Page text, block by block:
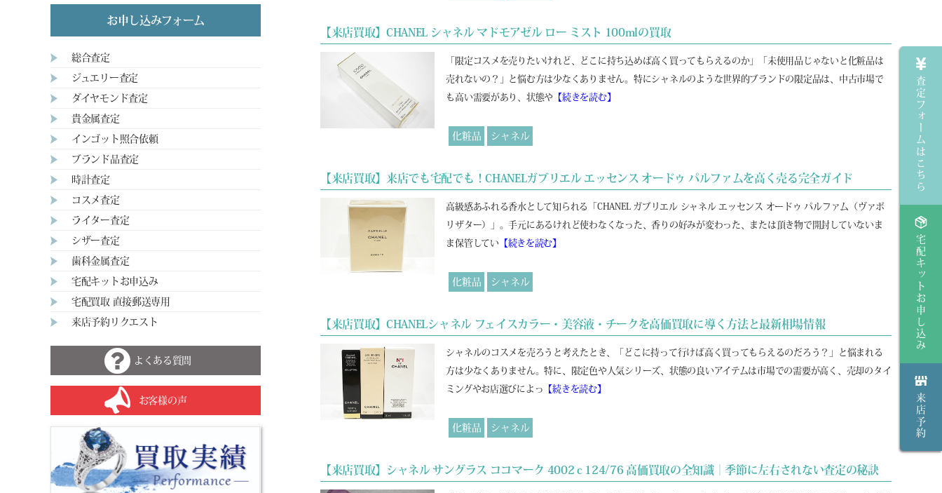
【来店買取】CHANEL シャネル マドモアゼル ロー ミスト 100mlの買取
「限定コスメを売りたいけれど、どこに持ち込めば高く買ってもらえるのか」「未使用品じゃないと化粧品は
売れないの？」と悩む方は少なくありません。特にシャネルのような世界的ブランドの限定品は、中古市場で
も高い需要があり、状態や 【続きを読む】
化粧品 シャネル
【来店買取】来店でも宅配でも！CHANELガブリエル エッセンス オードゥ パルファムを高く売る完全ガイド
高級感あふれる香水として知られる「CHANEL ガブリエル シャネル エッセンス オードゥ パルファム（ヴァポ
リザター）」。手元にあるけれど使わなくなった、香りの好みが変わった、または頂き物で開封していないま
ま保管してい 【続きを読む】
化粧品 シャネル
【来店買取】CHANELシャネル フェイスカラー・美容液・チークを高価買取に導く方法と最新相場情報
シャネルのコスメを売ろうと考えたとき、「どこに持って行けば高く買ってもらえるのだろう？」と悩まれる
方は少なくありません。特に、限定色や人気シリーズ、状態の良いアイテムは市場での需要が高く、売却のタイ
ミングやお店選びによっ
【続きを読む】
化粧品 シャネル
【来店買取】シャネル サングラス ココマーク 4002 c 124/76 高価買取の全知識｜季節に左右されない査定の秘訣
お申し込みフォーム
総合査定
ジュエリー査定
ダイヤモンド査定
貴金属査定
インゴット照合依頼
ブランド品査定
時計査定
コスメ査定
ライター査定
シザー査定
歯科金属査定
宅配キットお申込み
宅配買取 直接郵送専用
来店予約リクエスト
よくある質問
お客様の声
査定フォームはこちら
宅配キットお申し込み
来店予約